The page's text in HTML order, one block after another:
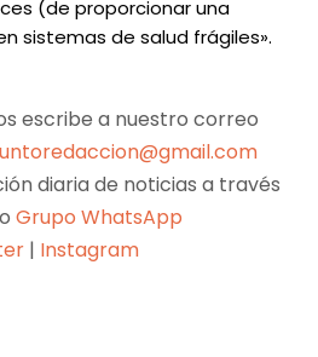
(de proporcionar una
sistemas de salud frágiles».
escribe a nuestro correo
diaria de noticias a través
Grupo WhatsApp
| Instagram